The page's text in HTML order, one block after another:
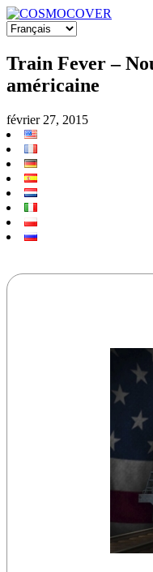
Train Fever –
américaine
février 27, 2015